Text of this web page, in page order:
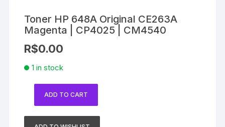
Toner HP 648A Original CE263A
Magenta | CP4025 | CM4540
R$0.00
1 in stock
648A
ADD TO CART